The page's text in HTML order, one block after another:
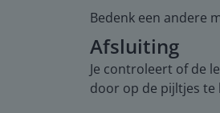
Bedenk een andere
Afsluiting
Je controleert of de
door op de pijltjes te